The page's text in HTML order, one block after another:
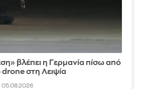
βλέπει η Γερμανία πίσω από
στη Λειψία
05.08.2026